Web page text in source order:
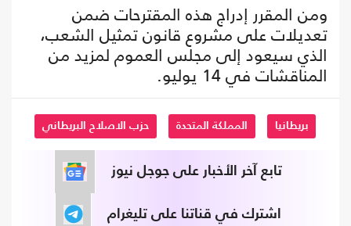
ومن المقرر إدراج هذه المقترحات ضمن
تعديلات على مشروع قانون تمثيل الشعب،
الذي سيعود إلى مجلس العموم لمزيد من
المناقشات في 14 يوليو.
بريطانيا المملكة المتحدة حزب الاصلاح البريطاني
تابع آخر الأخبار على جوجل نيوز
اشترك في قناتنا على تليغرام